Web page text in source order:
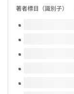
著者標目（識別子）
このタイトルの巻号